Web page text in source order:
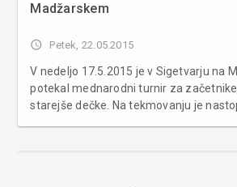
Madžarskem
access_time Petek, 22.05.2015
V nedeljo 17.5.2015 je v Sigetvarju na
potekal mednarodni turnir za
starejše dečke. Na tekmovanju je